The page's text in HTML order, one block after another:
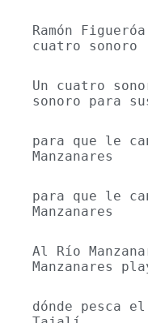
Ramón
cuatro sonoro
Un cuatro
sonoro para
para que le
Manzanares
para que le
Manzanares
Al Río
Manzanares
dónde pesca